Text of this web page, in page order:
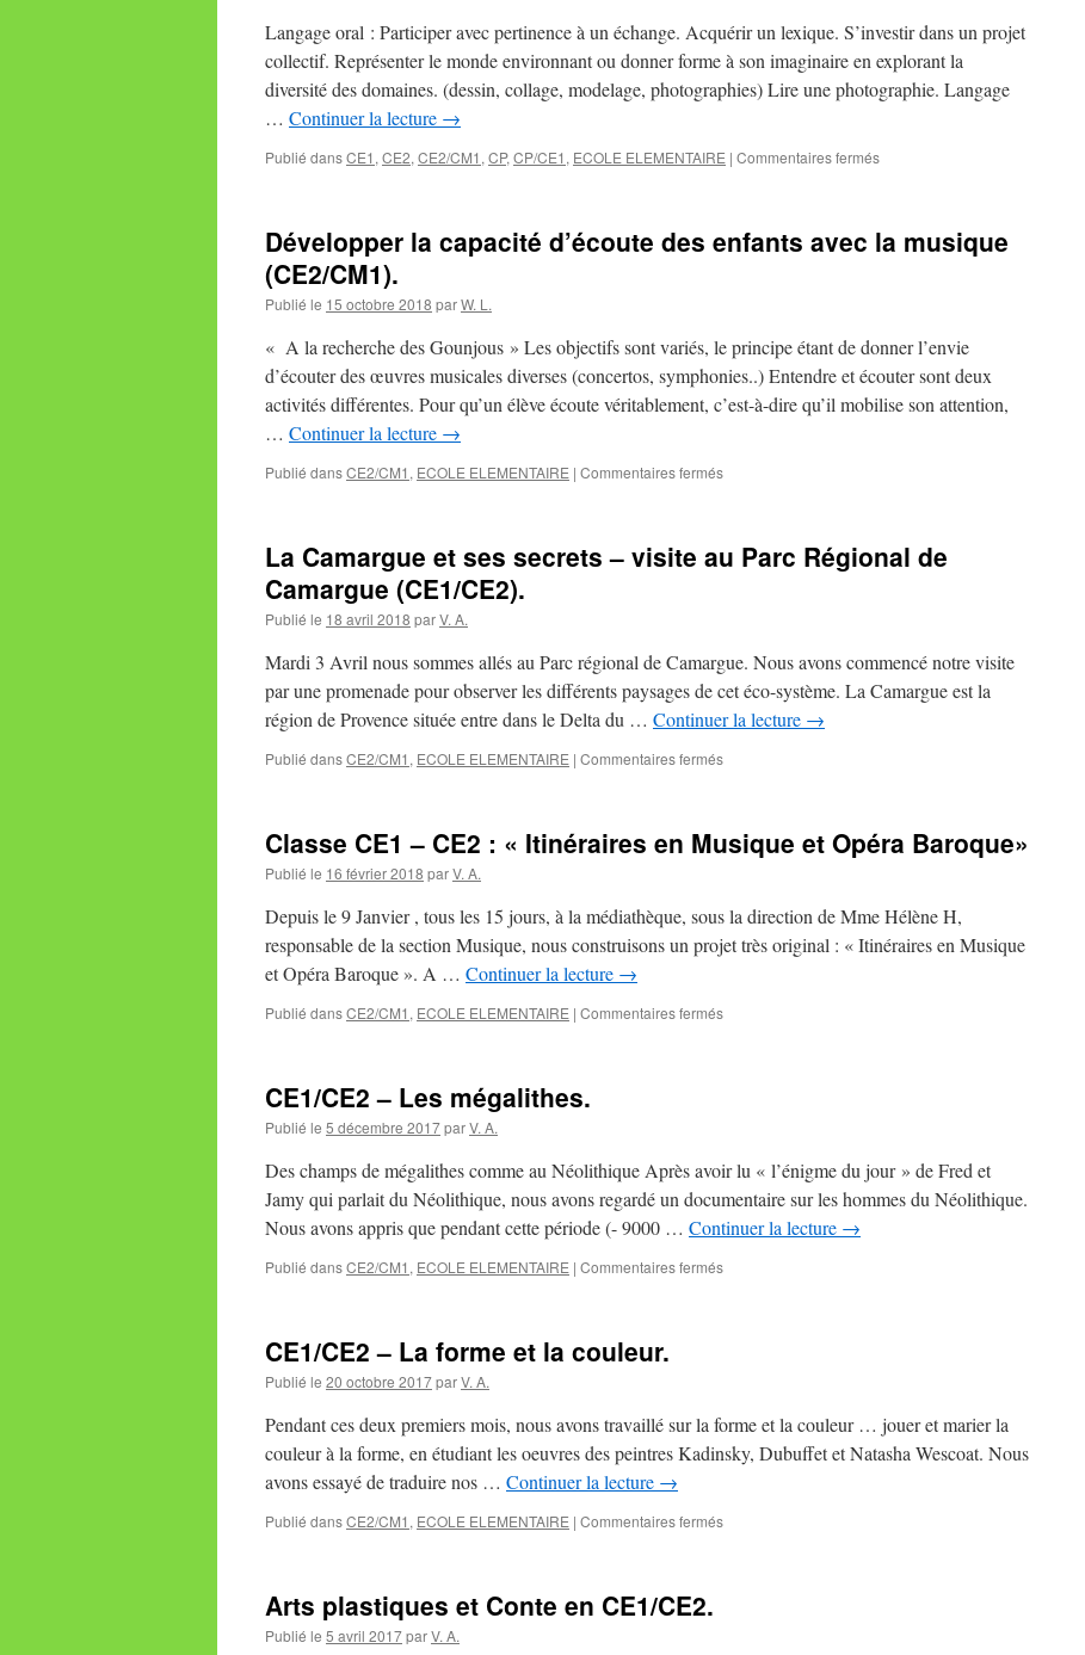
une
nouvelle
méthode
classe
Langage oral : Participer avec pertinence à un échange. Acquérir un lexique. S’investir dans un projet
collectif. Représenter le monde environnant ou donner forme à son imaginaire en explorant la
diversité des domaines. (dessin, collage, modelage, photographies) Lire une photographie. Langage
… Continuer la lecture →
Publié dansCE1 , CE2, CE2/CM1 , CP, CP/CE1 , ECOLE ELEMENTAIRE | Commentaires ferméssur
en
Développer la capacité d’écoute des enfants avec la musique
(CE2/CM1).
Publié le 15 octobre 2018 parW. L.
« A la recherche des Gounjous » Les objectifs sont variés, le principe étant de donner l’envie
d’écouter des œuvres musicales diverses (concertos, symphonies..) Entendre et écouter sont deux
activités différentes. Pour qu’un élève écoute véritablement, c’est-à-dire qu’il mobilise son attention,
… Continuer la lecture →
Publié dansCE2/CM1 , ECOLE ELEMENTAIRE | Commentaires ferméssur
d’écoute
musique
(CE2/CM1).
La Camargue et ses secrets – visite au Parc Régional de
Camargue (CE1/CE2).
Publié le 18 avril 2018 parV. A.
Mardi 3 Avril nous sommes allés au Parc régional de Camargue. Nous avons commencé notre visite
par une promenade pour observer les différents paysages de cet éco-système. La Camargue est la
région de Provence située entre dans le Delta du … Continuer la lecture →
Publié dansCE2/CM1 , ECOLE ELEMENTAIRE | Commentaires ferméssur
ses
secrets
visite
au
Parc
Camargue
Classe CE1 – CE2 : « Itinéraires en Musique et Opéra Baroque»
Publié le 16 février 2018 parV. A.
Depuis le 9 Janvier , tous les 15 jours, à la médiathèque, sous la direction de Mme Hélène H,
responsable de la section Musique, nous construisons un projet très original : « Itinéraires en Musique
et Opéra Baroque ». A … Continuer la lecture →
Publié dansCE2/CM1 , ECOLE ELEMENTAIRE | Commentaires ferméssur
Itinéraires
en
Musique
et
Baroque»
CE1/CE2 – Les mégalithes.
Publié le 5 décembre 2017parV. A.
Des champs de mégalithes comme au Néolithique Après avoir lu « l’énigme du jour » de Fred et
Jamy qui parlait du Néolithique, nous avons regardé un documentaire sur les hommes du Néolithique.
Nous avons appris que pendant cette période (- 9000 … Continuer la lecture →
Publié dansCE2/CM1 , ECOLE ELEMENTAIRE | Commentaires ferméssur
CE1/CE2 – La forme et la couleur.
Publié le 20 octobre 2017parV. A.
Pendant ces deux premiers mois, nous avons travaillé sur la forme et la couleur … jouer et marier la
couleur à la forme, en étudiant les oeuvres des peintres Kadinsky, Dubuffet et Natasha Wescoat. Nous
avons essayé de traduire nos … Continuer la lecture →
Publié dansCE2/CM1 , ECOLE ELEMENTAIRE | Commentaires ferméssur
Arts plastiques et Conte en CE1/CE2.
Publié le 5 avril 2017parV. A.